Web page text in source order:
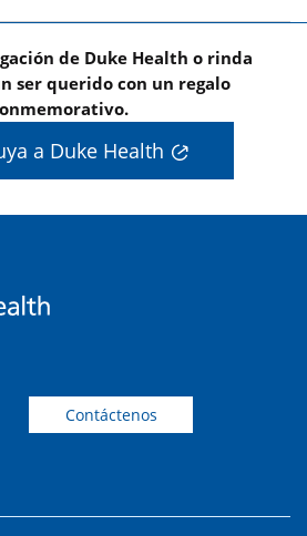
de Duke Health o rinda
ser querido con un regalo
a Duke Health
Contáctenos